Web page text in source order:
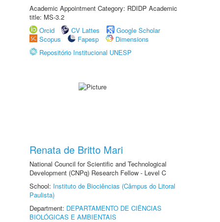
Academic Appointment Category: RDIDP Academic
title: MS-3.2
Orcid
CV Lattes
Google Scholar
Scopus
Fapesp
Dimensions
Repositório Institucional UNESP
Renata de Britto Mari
National Council for Scientific and Technological
Development (CNPq) Research Fellow - Level C
School: Instituto de Biociências (Câmpus do Litoral
Paulista)
Department: DEPARTAMENTO DE CIÊNCIAS
BIOLÓGICAS E AMBIENTAIS